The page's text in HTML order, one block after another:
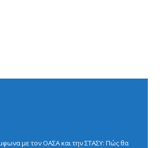
με τον ΟΑΣΑ και την ΣΤΑΣΥ: Πώς θα